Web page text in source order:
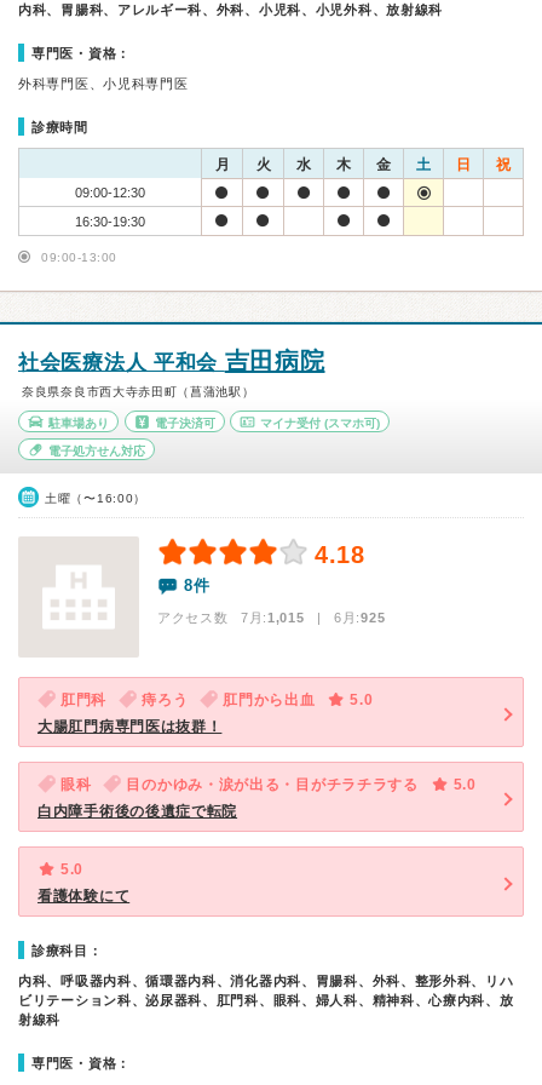
内科、胃腸科、アレルギー科、外科、小児科、小児外科、放射線科
専門医・資格：
外科専門医、小児科専門医
診療時間
月 火 水 木 金 土 日 祝
09:00-12:30
16:30-19:30
09:00-13:00
社会医療法人 平和会 吉田病院
奈良県奈良市西大寺赤田町（菖蒲池駅）
駐車場あり 電子決済可 マイナ受付 (スマホ可)
電子処方せん対応
土曜（〜16:00）
4.18
8件
アクセス数 7月:1,015 | 6月:925
肛門科 痔ろう 肛門から出血
5.0
大腸肛門病専門医は抜群！
眼科 目のかゆみ・涙が出る・目がチラチラする
5.0
白内障手術後の後遺症で転院
5.0
看護体験にて
診療科目：
内科、呼吸器内科、循環器内科、消化器内科、胃腸科、外科、整形外科、リハ
ビリテーション科、泌尿器科、肛門科、眼科、婦人科、精神科、心療内科、放
射線科
専門医・資格：